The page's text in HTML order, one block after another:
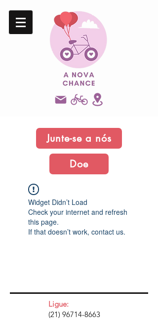
Junte-se a nós
Doe
Widget Didn’t Load
Check your internet and refresh
this page.
If that doesn’t work, contact us.
Ligue:
(21) 96714-8663